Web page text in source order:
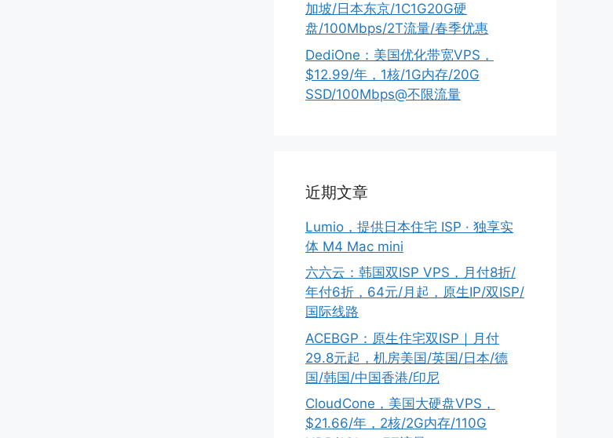
加坡/日本东京/1C1G20G硬
盘/100Mbps/2T流量/春季优惠
DediOne：美国优化带宽VPS，
$12.99/年，1核/1G内存/20G
SSD/100Mbps@不限流量
近期文章
Lumio，提供日本住宅 ISP · 独享实
体 M4 Mac mini
六六云：韩国双ISP VPS，月付8折/
年付6折，64元/月起，原生IP/双ISP/
国际线路
ACEBGP：原生住宅双ISP｜月付
29.8元起，机房美国/英国/日本/德
国/韩国/中国香港/印尼
CloudCone，美国大硬盘VPS，
$21.66/年，2核/2G内存/110G